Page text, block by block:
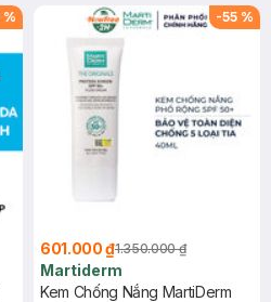
% -55 %
601.000 ₫1.350.000 ₫
Martiderm
Kem Chống Nắng MartiDerm